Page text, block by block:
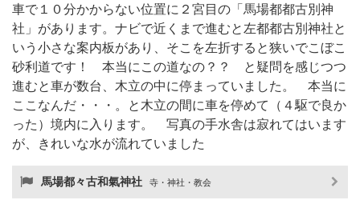
車で１０分かからない位置に２宮目の「馬場都都古別神
社」があります。ナビで近くまで進むと左都都古別神社と
いう小さな案内板があり、そこを左折すると狭いでこぼこ
砂利道です！ 本当にこの道なの？？ と疑問を感じつつ
進むと車が数台、木立の中に停まっていました。 本当に
ここなんだ・・・。と木立の間に車を停めて（４駆で良か
った）境内に入ります。 写真の手水舎は寂れてはいます
が、きれいな水が流れていました
馬場都々古和氣神社 寺・神社・教会